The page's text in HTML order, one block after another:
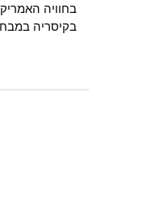
בחוויה
בקיסריה